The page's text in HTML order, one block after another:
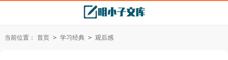
当前位置： 首页 > 学习经典 > 观后感